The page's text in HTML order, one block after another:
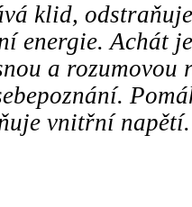
klid,
energie. Achát
a rozumovou
vnitřní